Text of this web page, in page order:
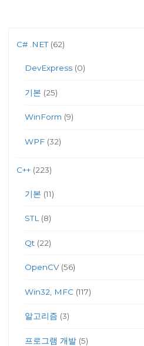
C# .NET(62)
DevExpress(0)
기본 (25)
WinForm (9)
WPF(32)
C++ (223)
기본 (11)
STL (8)
Qt(22)
OpenCV(56)
Win32, MFC(117)
알고리즘 (3)
프로그램 개발(5)